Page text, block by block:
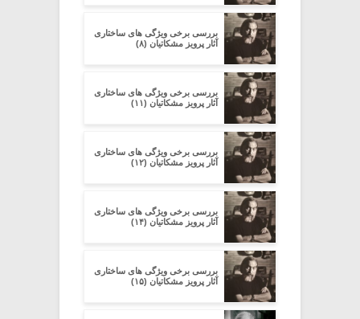
بررسی برخی ویژگی های ساختاری
آثار پرویز مشکاتیان (۸)
بررسی برخی ویژگی های ساختاری
آثار پرویز مشکاتیان (۱۱)
بررسی برخی ویژگی های ساختاری
آثار پرویز مشکاتیان (۱۲)
بررسی برخی ویژگی های ساختاری
آثار پرویز مشکاتیان (۱۴)
بررسی برخی ویژگی های ساختاری
آثار پرویز مشکاتیان (۱۵)